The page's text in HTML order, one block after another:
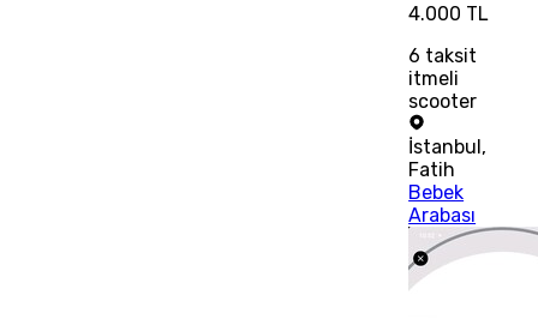
4.000 TL
6 taksit
itmeli
scooter
İstanbul,
Fatih
Bebek
Arabası